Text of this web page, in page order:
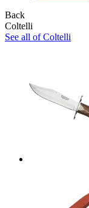
Back
Coltelli
See all of Coltelli